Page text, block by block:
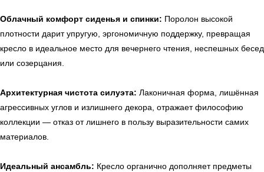
Облачный комфорт сиденья и спинки: Поролон высокой
плотности дарит упругую, эргономичную поддержку, превращая
кресло в идеальное место для вечернего чтения, неспешных бесед
или созерцания.
Архитектурная чистота силуэта: Лаконичная форма, лишённая
агрессивных углов и излишнего декора, отражает философию
коллекции — отказ от лишнего в пользу выразительности самих
материалов.
Идеальный ансамбль: Кресло органично дополняет предметы